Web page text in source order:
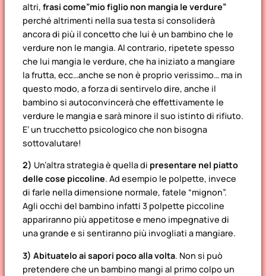
altri, frasi come”mio figlio non mangia le verdure”
perché altrimenti nella sua testa si consoliderà
ancora di più il concetto che lui è un bambino che le
verdure non le mangia. Al contrario, ripetete spesso
che lui mangia le verdure, che ha iniziato a mangiare
la frutta, ecc…anche se non è proprio verissimo… ma in
questo modo, a forza di sentirvelo dire, anche il
bambino si autoconvincerà che effettivamente le
verdure le mangia e sarà minore il suo istinto di rifiuto.
E’ un trucchetto psicologico che non bisogna
sottovalutare!
2) Un’altra strategia è quella di presentare nel piatto
delle cose piccoline. Ad esempio le polpette, invece
di farle nella dimensione normale, fatele “mignon”.
Agli occhi del bambino infatti 3 polpette piccoline
appariranno più appetitose e meno impegnative di
una grande e si sentiranno più invogliati a mangiare.
3) Abituatelo ai sapori poco alla volta. Non si può
pretendere che un bambino mangi al primo colpo un